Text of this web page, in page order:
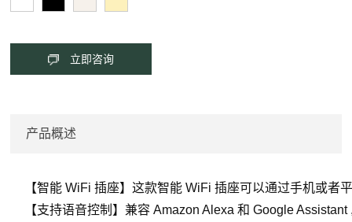
立即咨询
产品概述
【智能 WiFi 插座】这款智能 WiFi 插座可以通过手机或
【支持语音控制】兼容 Amazon Alexa 和 Google